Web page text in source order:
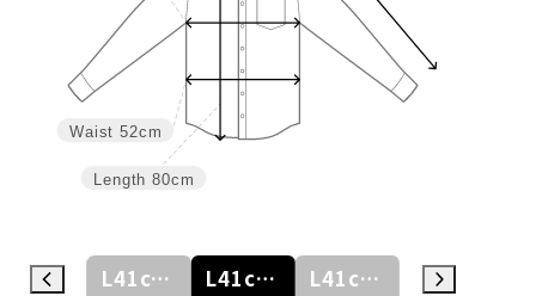
Length 80cm
Waist 52cm
L41cm/78cm L41cm/80cm L41cm/82cm L41cm/84cm